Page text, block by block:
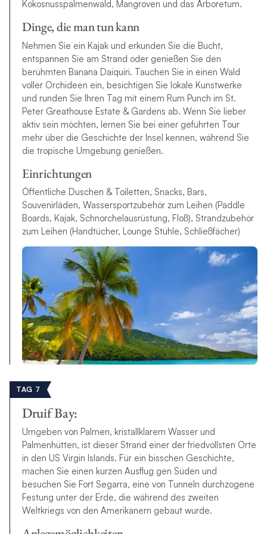
Kokosnusspalmenwald, Mangroven und das Arboretum.
Dinge, die man tun kann
Nehmen Sie ein Kajak und erkunden Sie die Bucht,
entspannen Sie am Strand oder genießen Sie den
berühmten Banana Daiquiri. Tauchen Sie in einen Wald
voller Orchideen ein, besichtigen Sie lokale Kunstwerke
und runden Sie Ihren Tag mit einem Rum Punch im St.
Peter Greathouse Estate & Gardens ab. Wenn Sie lieber
aktiv sein möchten, lernen Sie bei einer geführten Tour
mehr über die Geschichte der Insel kennen, während Sie
die tropische Umgebung genießen.
Einrichtungen
Öffentliche Duschen & Toiletten, Snacks, Bars,
Souvenirläden, Wassersportzubehör zum Leihen (Paddle
Boards, Kajak, Schnorchelausrüstung, Floß), Strandzubehör
zum Leihen (Handtücher, Lounge Stühle, Schließfächer)
TAG 7
Druif Bay:
Umgeben von Palmen, kristallklarem Wasser und
Palmenhütten, ist dieser Strand einer der friedvollsten Orte
in den US Virgin Islands. Für ein bisschen Geschichte,
machen Sie einen kurzen Ausflug gen Süden und
besuchen Sie Fort Segarra, eine von Tunneln durchzogene
Festung unter der Erde, die während des zweiten
Weltkriegs von den Amerikanern gebaut wurde.